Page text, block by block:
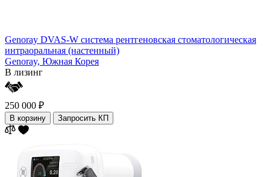
Genoray DVAS-W система рентгеновская стоматологическая
интраоральная (настенный)
Genoray, Южная Корея
В лизинг
250 000 ₽
В корзину Запросить КП